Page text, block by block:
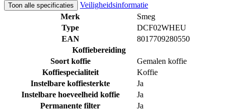
Toon alle specificaties
Veiligheidsinformatie
Merk
Smeg
Type
DCF02WHEU
EAN
8017709280550
Koffiebereiding
Soort koffie
Gemalen koffie
Koffiespecialiteit
Koffie
Instelbare koffiesterkte
Ja
Instelbare hoeveelheid koffie
Ja
Permanente filter
Ja